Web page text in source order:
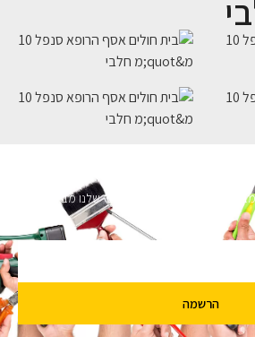
מעודכנים
מבצעים והנחות הירשמו לניוזלטר שלנו מבטיחים לא
הרשמה